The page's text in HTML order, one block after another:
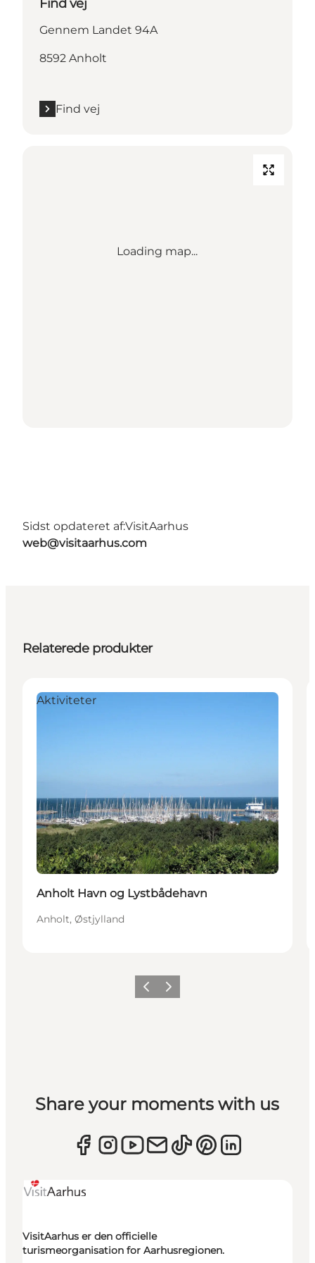
Find vej
Gennem Landet 94A
8592 Anholt
Find vej
Loading map...
Sidst opdateret af:VisitAarhus
web@visitaarhus.com
Relaterede produkter
Aktiviteter
Anholt Havn og Lystbådehavn
Anholt, Østjylland
ForrigeNæste
Share your moments with us
VisitAarhus er den officielle
turismeorganisation for Aarhusregionen.